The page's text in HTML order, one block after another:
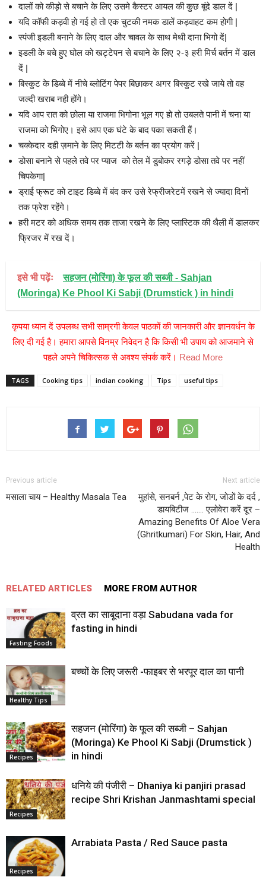
दालों को कीड़ो से बचाने के लिए उसमे कैस्टर आयल की कुछ बूंदे डाल दें |
यदि कॉफी कड़वी हो गई हो तो एक चुटकी नमक डालें कड़वाहट कम होगी |
स्पंजी इडली बनाने के लिए दाल और चावल के साथ मेथी दाना भिगो दें|
इडली के बचे हुए घोल को खट्टेपन से बचाने के लिए २-३ हरी मिर्च बर्तन में डाल
दें |
बिस्कुट के डिब्बे में नीचे ब्लोटिंग पेपर बिछाकर अगर बिस्कुट रखे जाये तो वह
जल्दी खराब नही होंगे।
यदि आप रात को छोला या राजमा भिगोना भूल गए हो तो उबलते पानी में चना या
राजमा को भिगोए। इसे आप एक घंटे के बाद पका सकती हैं।
चक्केदार दही ज़माने के लिए मिटटी के बर्तन का प्रयोग करें |
डोसा बनाने से पहले तवे पर प्याज को तेल में डुबोकर रगड़े डोसा तवे पर नहीं
चिपकेगा|
ड्राई फ्रूट को टाइट डिब्बे में बंद कर उसे रेफ्रीजरेटमें रखने से ज्यादा दिनों
तक फ्रेश रहेंगे।
हरी मटर को अधिक समय तक ताजा रखने के लिए प्लास्टिक की थैली में डालकर
फ्रिजर में रख दें।
इसे भी पढ़ेंः
सहजन (मोरिंगा) के फूल की सब्जी - Sahjan
(Moringa) Ke Phool Ki Sabji (Drumstick ) in hindi
कृपया ध्यान दें उपलब्ध सभी साम्रगी केवल पाठकों की जानकारी और ज्ञानवर्धन के
लिए दी गई है। हमारा आपसे विनम्र निवेदन है कि किसी भी उपाय को आजमाने से
पहले अपने चिकित्सक से अवश्य संपर्क करें। Read More
TAGS Cooking tips indian cooking Tips useful tips
Previous article
मसाला चाय – Healthy Masala Tea
Next article
मुहांसे, सनबर्न ,पेट के रोग, जोडों के दर्द ,
डायबिटीज ……. एलोवेरा करें दूर –
Amazing Benefits Of Aloe Vera
(Ghritkumari) For Skin, Hair, And
Health
RELATED ARTICLES MORE FROM AUTHOR
Fasting Foods
व्रत का साबूदाना वड़ा Sabudana vada for
fasting in hindi
Healthy Tips
बच्‍चों के लिए जरूरी -फाइबर से भरपूर दाल का पानी
Recipes
सहजन (मोरिंगा) के फूल की सब्जी – Sahjan
(Moringa) Ke Phool Ki Sabji (Drumstick )
in hindi
Recipes
धनिये की पंजीरी – Dhaniya ki panjiri prasad
recipe Shri Krishan Janmashtami special
Recipes
Arrabiata Pasta / Red Sauce pasta